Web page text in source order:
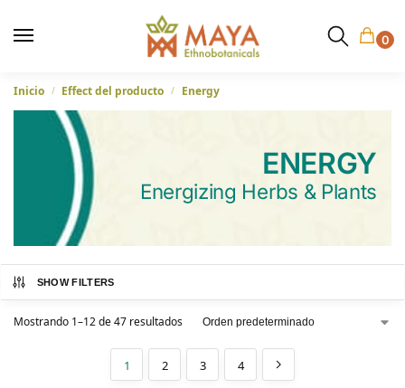
0
Inicio / Effect del producto / Energy
ENERGY
Energizing Herbs & Plants
SHOW FILTERS
Mostrando 1–12 de 47 resultados
1 2 3 4